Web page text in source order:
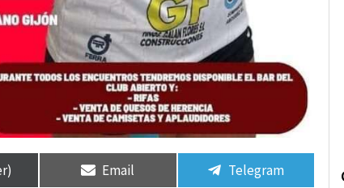
Compartir
en
Email
Compartir
en
Telegram
Compartir
en
Compartir
en